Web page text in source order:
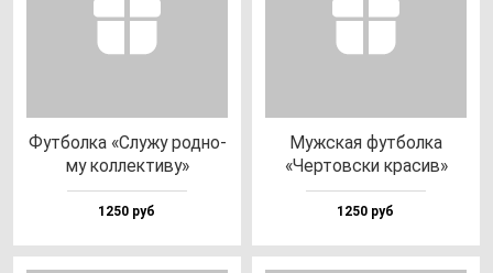
Фут­бол­ка «Слу­жу род­но­
му кол­лек­ти­ву»
1250 руб
Муж­ская фут­бол­ка
«Чер­тов­ски кра­сив»
1250 руб